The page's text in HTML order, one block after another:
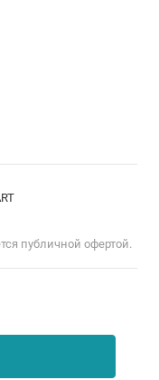
публичной офертой.